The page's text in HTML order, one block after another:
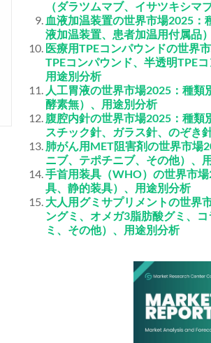
（ダラツムマブ、イサツキシマ
血液加温装置の世界市場2025：
液加温装置、患者加温用付属品
医療用TPEコンパウンドの世界
TPEコンパウンド、半透明TPE
用途別分析
人工胃液の世界市場2025：種類
酵素無）、用途別分析
腹腔内針の世界市場2025：種類
スチック針、ガラス針、のぞき
肺がん用MET阻害剤の世界市場
ニブ、テポチニブ、その他）、
手首用装具（WHO）の世界市
具、静的装具）、用途別分析
大人用グミサプリメントの世界
ングミ、オメガ3脂肪酸グミ、
ミ、その他）、用途別分析